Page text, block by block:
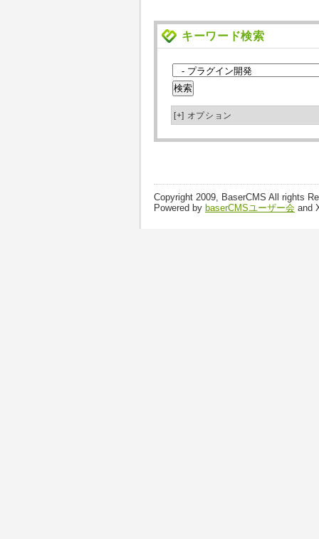
キーワード検索
[+] オプション
Copyright 2009, BaserCMS All rights
Powered by baserCMSユーザー会 and